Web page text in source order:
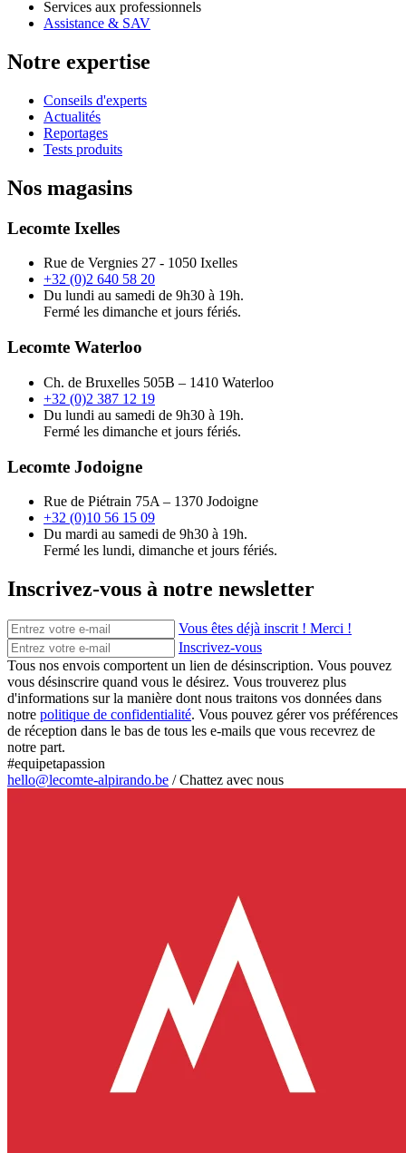
Services aux professionnels
Assistance & SAV
Notre expertise
Conseils d'experts
Actualités
Reportages
Tests produits
Nos magasins
Lecomte Ixelles
Rue de Vergnies 27 - 1050 Ixelles
+32 (0)2 640 58 20
Du lundi au samedi de 9h30 à 19h.
Fermé les dimanche et jours fériés.
Lecomte Waterloo
Ch. de Bruxelles 505B – 1410 Waterloo
+32 (0)2 387 12 19
Du lundi au samedi de 9h30 à 19h.
Fermé les dimanche et jours fériés.
Lecomte Jodoigne
Rue de Piétrain 75A – 1370 Jodoigne
+32 (0)10 56 15 09
Du mardi au samedi de 9h30 à 19h.
Fermé les lundi, dimanche et jours fériés.
Inscrivez-vous à notre newsletter
Vous êtes déjà inscrit ! Merci !
Inscrivez-vous
Tous nos envois comportent un lien de désinscription. Vous pouvez
vous désinscrire quand vous le désirez. Vous trouverez plus
d'informations sur la manière dont nous traitons vos données dans
notre politique de confidentialité. Vous pouvez gérer vos préférences
de réception dans le bas de tous les e-mails que vous recevrez de
notre part.
#equipetapassion
hello@lecomte-alpirando.be /Chattez avec nous